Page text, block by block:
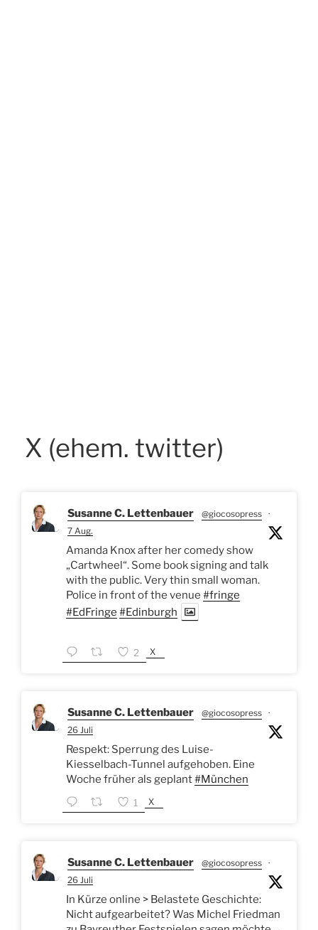
X (ehem. twitter)
Susanne C. Lettenbauer @giocosopress ·
7 Aug.
Amanda Knox after her comedy show
„Cartwheel“. Some book signing and talk
with the public. Very thin small woman.
Police in front of the venue #fringe
#EdFringe #Edinburgh
2 X
Susanne C. Lettenbauer @giocosopress ·
26 Juli
Respekt: Sperrung des Luise-
Kiesselbach-Tunnel aufgehoben. Eine
Woche früher als geplant#München
1 X
Susanne C. Lettenbauer @giocosopress ·
26 Juli
In Kürze online > Belastete Geschichte:
Nicht aufgearbeitet? Was Michel Friedman